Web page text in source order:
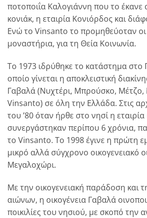
ποτοποιΐα Kαλογιάννη που το έκανε
κονιάκ, η εταιρία Kονιόρδος και
Eνώ το Vinsanto το προμηθεύοταν οι
μοναστήρια, για τη Θεία Kοινωνία.
Το 1973 ιδρύθηκε το κατάστημα στο
οποίο γίνεται η αποκλειστική
Γαβαλά (Nυχτέρι, Mπρούσκο, Mέτζο,
Vinsanto) σε όλη την Ελλάδα. Στις
του ’80 όταν ήρθε στο νησί η
συνεργάστηκαν περίπου 6 χρόνια,
το Vinsanto. Tο 1998 έγινε η πρώτη
μικρό αλλά σύγχρονο οικογενειακό
Mεγαλοχώρι.
Με την oικογενειακή παράδοση και
αιώνων, η οικογένεια Γαβαλά
ποικιλίες του νησιού, με σκοπό την